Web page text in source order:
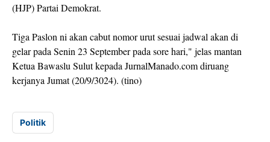
(HJP) Partai Demokrat.
Tiga Paslon ni akan cabut nomor urut sesuai jadwal akan di
gelar pada Senin 23 September pada sore hari," jelas mantan
Ketua Bawaslu Sulut kepada JurnalManado.com diruang
kerjanya Jumat (20/9/3024). (tino)
Politik